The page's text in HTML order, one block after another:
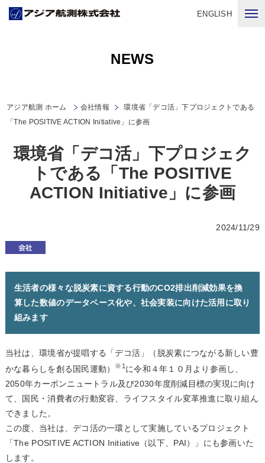
ENGLISH
NEWS
アジア航測 ホーム 会社情報
環境省「デコ活」下プロジェクトである
「The POSITIVE ACTION Initiative」に参画
環境省「デコ活」下プロジェク
トである「The POSITIVE
ACTION Initiative」に参画
2024/11/29
生活者の様々な脱炭素に資する行動のCO2排出削減効果を換
算した数値のデータベース化や、社会実装に向けた活用に取り
組みます
当社は、環境省が提唱する「デコ活」（脱炭素につながる新しい豊
かな暮らしを創る国民運動）
※ 1に令和４年１０月より参画し、
2050年カーボンニュートラル及び2030年度削減目標の実現に向け
て、国民・消費者の行動変容、ライフスタイル変革推進に取り組ん
できました。
この度、当社は、デコ活の一環として実施しているプロジェクト
「The POSITIVE ACTION Initiative（以下、PAI）」にも参画いた
します。